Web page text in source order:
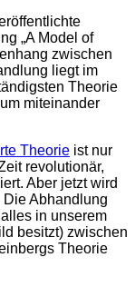
„A Model of
zwischen
liegt im
Theorie
miteinander
Theorie ist nur
revolutionär,
Aber jetzt wird
Abhandlung
in unserem
besitzt) zwischen
Theorie